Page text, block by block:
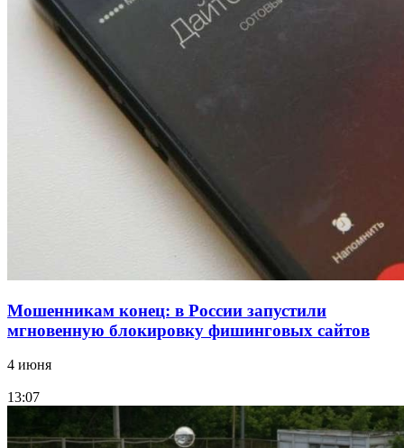
12:39
Сладкий праздник в Волгограде: в Центральном
парке прошёл фестиваль „Арбузный переполох“
Волгоградские компании нарастили экспорт:
заключены контракты на 3,6 млн долларов
Мошенникам конец: в России запустили
мгновенную блокировку фишинговых сайтов
4 июня
13:07